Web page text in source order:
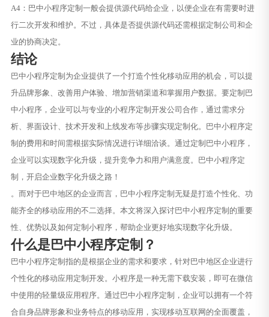
A4：巴中小程序定制一般会提供源代码给企业，以便企业在有需要时进
行二次开发和维护。不过，具体是否提供源代码还需根据定制公司和企
业的协商决定。
结论
巴中小程序定制为企业提供了一个打造个性化移动应用的机会，可以提
升品牌形象、改善用户体验、增加营销渠道和掌握用户数据。要定制巴
中小程序，企业可以与专业的小程序定制开发公司合作，通过需求分
析、界面设计、技术开发和上线发布等步骤实现定制化。巴中小程序定
制的费用和时间需根据实际情况进行详细洽谈。通过定制巴中小程序，
企业可以实现数字化升级，提升竞争力和用户满意度。巴中小程序定
制，开启企业数字化升级之路！
。而对于巴中地区的企业而言，巴中小程序定制无疑是打造个性化、功
能齐全的移动应用的不二选择。本文将深入探讨巴中小程序定制的重要
性、优势以及如何定制小程序，帮助企业更好地实现数字化升级。
什么是巴中小程序定制？
巴中小程序定制指的是根据企业的需求和要求，针对巴中地区企业进行
个性化的移动应用定制开发。小程序是一种无需下载安装，即可在微信
中使用的轻量级应用程序。通过巴中小程序定制，企业可以拥有一个符
合自身品牌形象和业务特点的移动应用，实现移动互联网的全面覆盖，